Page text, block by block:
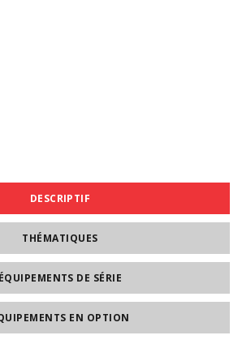
DESCRIPTIF
THÉMATIQUES
ÉQUIPEMENTS DE SÉRIE
EN OPTION